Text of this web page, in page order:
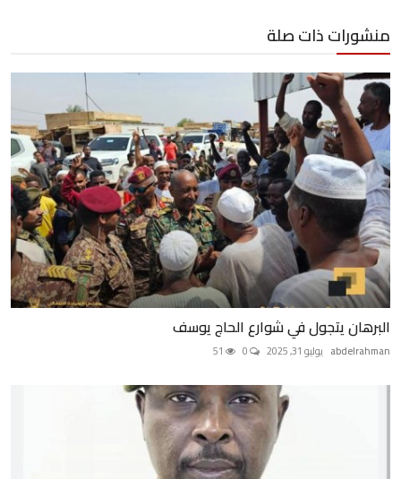
منشورات ذات صلة
البرهان يتجول في شوارع الحاج يوسف
abdelrahman يوليو 31, 2025